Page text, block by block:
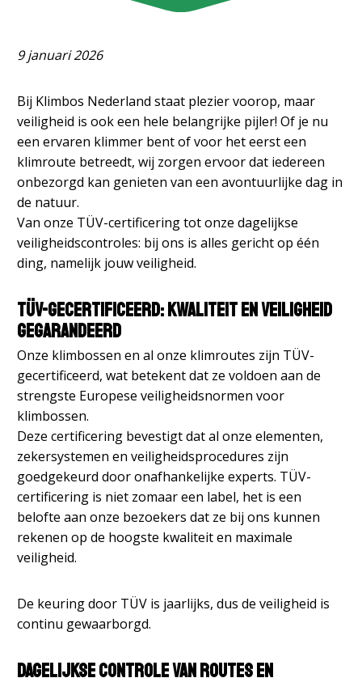
9 januari 2026
Bij Klimbos Nederland staat plezier voorop, maar
veiligheid is ook een hele belangrijke pijler! Of je nu
een ervaren klimmer bent of voor het eerst een
klimroute betreedt, wij zorgen ervoor dat iedereen
onbezorgd kan genieten van een avontuurlijke dag in
de natuur.
Van onze TÜV-certificering tot onze dagelijkse
veiligheidscontroles: bij ons is alles gericht op één
ding, namelijk jouw veiligheid.
TÜV-gecertificeerd: Kwaliteit en veiligheid
gegarandeerd
Onze klimbossen en al onze klimroutes zijn TÜV-
gecertificeerd, wat betekent dat ze voldoen aan de
strengste Europese veiligheidsnormen voor
klimbossen.
Deze certificering bevestigt dat al onze elementen,
zekersystemen en veiligheidsprocedures zijn
goedgekeurd door onafhankelijke experts. TÜV-
certificering is niet zomaar een label, het is een
belofte aan onze bezoekers dat ze bij ons kunnen
rekenen op de hoogste kwaliteit en maximale
veiligheid.
De keuring door TÜV is jaarlijks, dus de veiligheid is
continu gewaarborgd.
Dagelijkse controle van routes en